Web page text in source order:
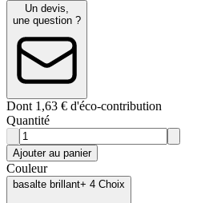
Un devis,
une question ?
Dont 1,63 € d'éco-contribution
Quantité
Ajouter au panier
Couleur
basalte brillant+ 4 Choix